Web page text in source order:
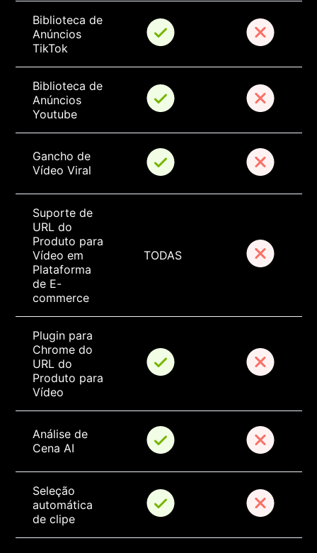
Biblioteca de
Anúncios
TikTok
Biblioteca de
Anúncios
Youtube
Gancho de
Vídeo Viral
Suporte de
URL do
Produto para
Vídeo em
Plataforma
de E-
commerce
TODAS
Plugin para
Chrome do
URL do
Produto para
Vídeo
Análise de
Cena AI
Seleção
automática
de clipe